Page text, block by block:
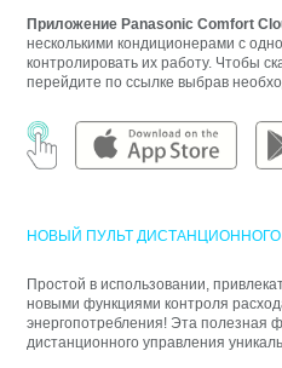
Приложение Panasonic Comfort
несколькими кондиционерами с
контролировать их работу. Чтобы
перейдите по ссылке выбрав
НОВЫЙ ПУЛЬТ
Простой в использовании,
новыми функциями контроля
энергопотребления! Эта полезная
дистанционного управления